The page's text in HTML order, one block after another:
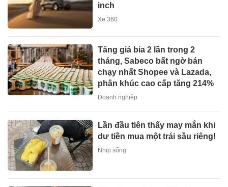
inch
Xe 360
Tăng giá bia 2 lần trong 2
tháng, Sabeco bất ngờ bán
chạy nhất Shopee và Lazada,
phân khúc cao cấp tăng 214%
Doanh nghiệp
Lần đầu tiên thấy may mắn khi
dư tiền mua một trái sầu riêng!
Nhịp sống